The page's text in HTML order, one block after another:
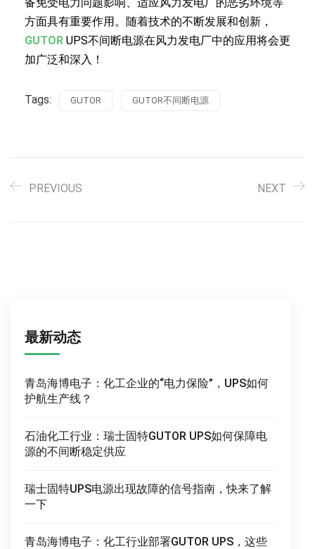
方面具有重要作用。随着技术的不断发展和创新，
GUTOR UPS不间断电源在风力发电厂中的应用将会更
加广泛和深入！
Tags: GUTOR GUTOR不间断电源
PREVIOUS NEXT
最新动态
青岛海博电子：化工企业的“电力保险”，UPS如何
护航生产线？
石油化工行业：瑞士固特GUTOR UPS如何保障电
源的不间断稳定供应
瑞士固特UPS电源出现故障的信号指南，快来了解
一下
青岛海博电子：化工行业部署GUTOR UPS，这些